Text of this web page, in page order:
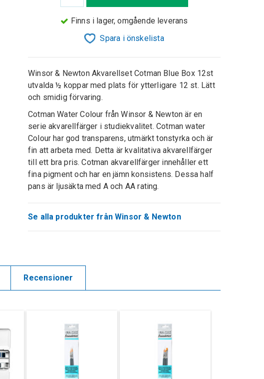
Finns i lager, omgående leverans
Spara i önskelista
Winsor & Newton Akvarellset Cotman Blue Box 12st
utvalda ½ koppar med plats för ytterligare 12 st. Lätt
och smidig förvaring.
Cotman Water Colour från Winsor & Newton är en
serie akvarellfärger i studiekvalitet. Cotman water
Colour har god transparens, utmärkt tonstyrka och är
fin att arbeta med. Detta är kvalitativa akvarellfärger
till ett bra pris. Cotman akvarellfärger innehåller ett
fina pigment och har en jämn konsistens. Dessa half
pans är ljusäkta med A och AA rating.
Se alla produkter från Winsor & Newton
Recensioner